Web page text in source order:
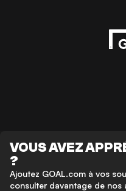
VOUS AVEZ
?
Ajoutez GOAL.com à vos
consulter davantage de nos